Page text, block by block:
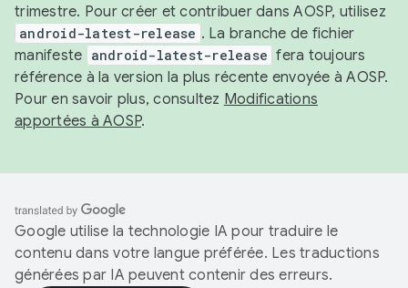
trimestre. Pour créer et contribuer dans AOSP, utilisez
android-latest-release . La branche de fichier
manifeste android-latest-release fera toujours
référence à la version la plus récente envoyée à AOSP.
Pour en savoir plus, consultez Modifications
apportées à AOSP.
Google utilise la technologie IA pour traduire le
contenu dans votre langue préférée. Les traductions
générées par IA peuvent contenir des erreurs.